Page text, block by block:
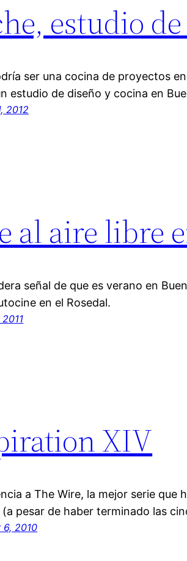
estudio
ser una cocina de proyectos
estudio de diseño y cocina en
2012
al aire libre
señal de que es verano en
en el Rosedal.
XIV
a The Wire, la mejor serie que
(a pesar de haber terminado las
6, 2010